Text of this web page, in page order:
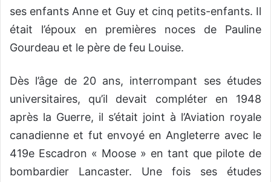
ses enfants Anne et Guy et cinq petits-enfants. Il
était l’époux en premières noces de Pauline
Gourdeau et le père de feu Louise.
Dès l’âge de 20 ans, interrompant ses études
universitaires, qu’il devait compléter en 1948
après la Guerre, il s’était joint à l’Aviation royale
canadienne et fut envoyé en Angleterre avec le
419e Escadron « Moose » en tant que pilote de
bombardier Lancaster. Une fois ses études